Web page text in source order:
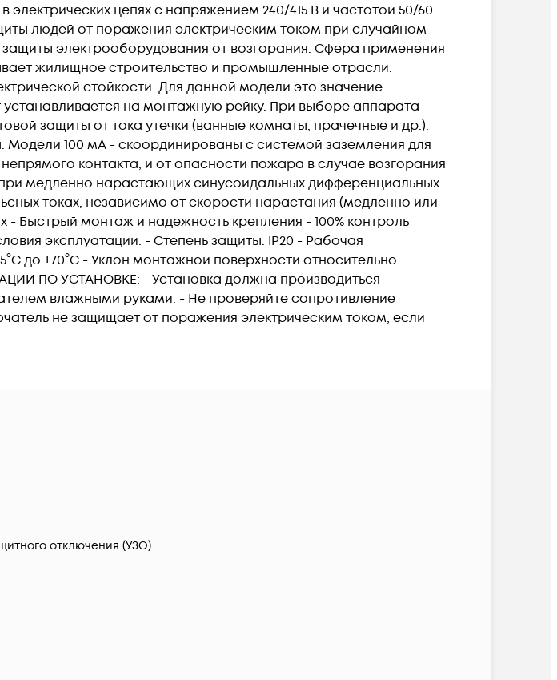
цепях с напряжением 240/415 В и частотой 50/60
людей от поражения электрическим током при случайном
электрооборудования от возгорания. Сфера применения
жилищное строительство и промышленные отрасли.
стойкости. Для данной модели это значение
на монтажную рейку. При выборе аппарата
защиты от тока утечки (ванные комнаты, прачечные и др.).
100 мА - скоординированы с системой заземления для
контакта, и от опасности пожара в случае возгорания
медленно нарастающих синусоидальных дифференциальных
токах, независимо от скорости нарастания (медленно или
Быстрый монтаж и надежность крепления - 100% контроль
эксплуатации: - Степень защиты: IP20 - Рабочая
до +70°C - Уклон монтажной поверхности относительно
ПО УСТАНОВКЕ: - Установка должна производиться
влажными руками. - Не проверяйте сопротивление
не защищает от поражения электрическим током, если
отключения (УЗО)